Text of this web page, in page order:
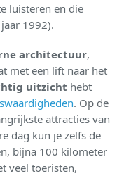
luisteren en die
1992).
architectuur,
met een lift naar het
uitzicht hebt
. Op de
attracties van
dag kun je zelfs de
bijna 100 kilometer
veel toeristen,